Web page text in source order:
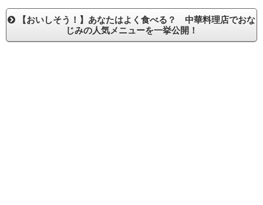
【おいしそう！】あなたはよく食べる？ 中華料理店でおな
じみの人気メニューを一挙公開！